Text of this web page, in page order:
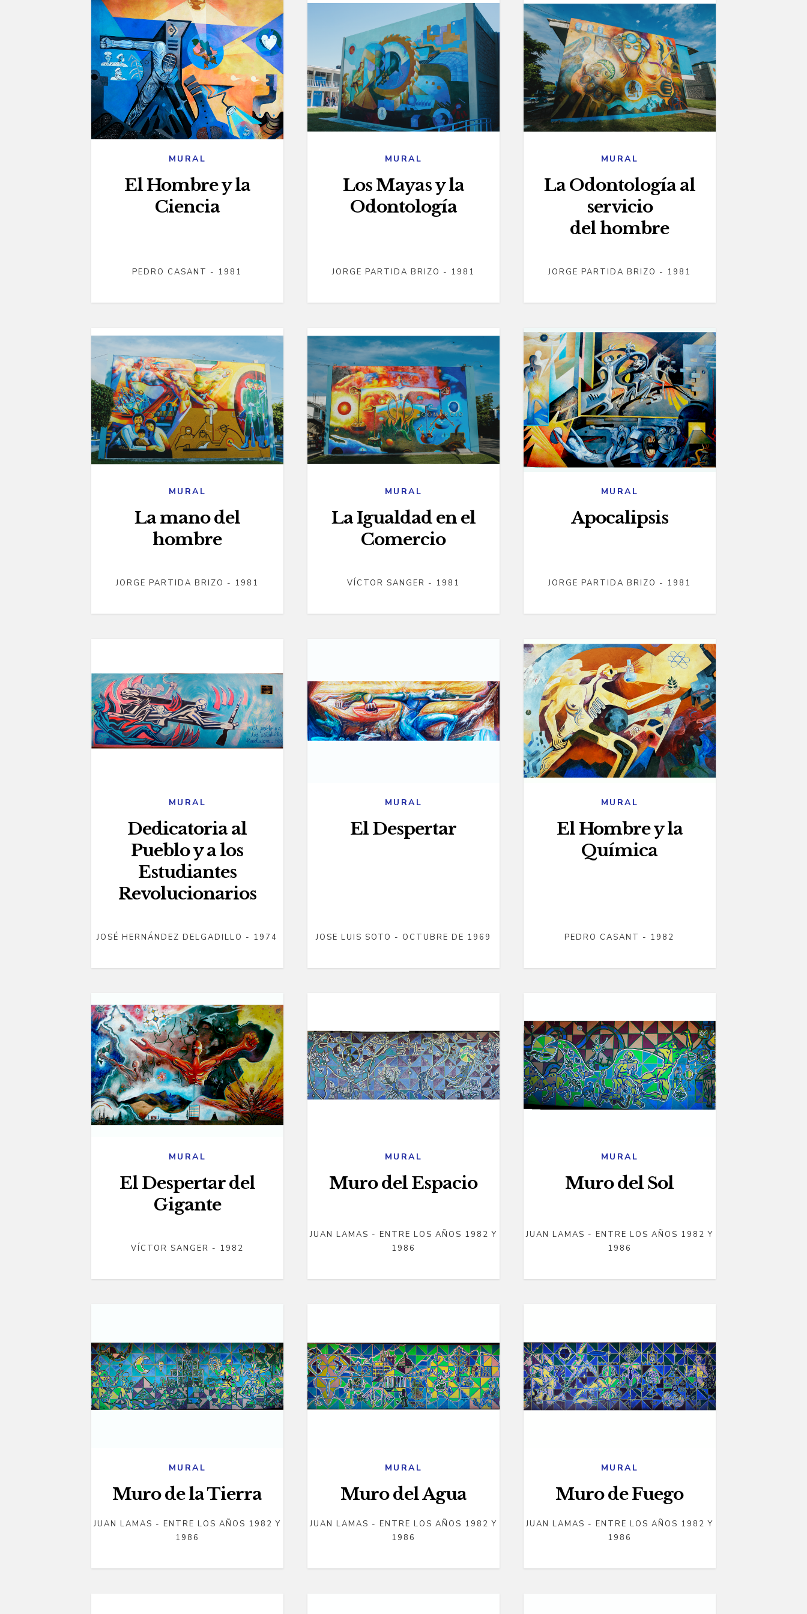
MURAL
El Hombre y la
Ciencia
PEDRO CASANT - 1981
MURAL
Los Mayas y la
Odontología
JORGE PARTIDA BRIZO - 1981
MURAL
La Odontología al
servicio
del hombre
JORGE PARTIDA BRIZO - 1981
MURAL
La mano del
hombre
JORGE PARTIDA BRIZO - 1981
MURAL
La Igualdad en el
Comercio
VÍCTOR SANGER - 1981
MURAL
Apocalipsis
JORGE PARTIDA BRIZO - 1981
MURAL
Dedicatoria al
Pueblo y a los
Estudiantes
Revolucionarios
JOSÉ HERNÁNDEZ DELGADILLO - 1974
MURAL
El Despertar
JOSE LUIS SOTO - OCTUBRE DE 1969
MURAL
El Hombre y la
Química
PEDRO CASANT - 1982
MURAL
El Despertar del
Gigante
VÍCTOR SANGER - 1982
MURAL
Muro del Espacio
JUAN LAMAS - ENTRE LOS AÑOS 1982 Y
1986
MURAL
Muro del Sol
JUAN LAMAS - ENTRE LOS AÑOS 1982 Y
1986
MURAL
Muro de la Tierra
JUAN LAMAS - ENTRE LOS AÑOS 1982 Y
1986
MURAL
Muro del Agua
JUAN LAMAS - ENTRE LOS AÑOS 1982 Y
1986
MURAL
Muro de Fuego
JUAN LAMAS - ENTRE LOS AÑOS 1982 Y
1986